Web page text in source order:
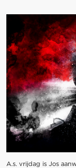
A.s. vrijdag is Jos